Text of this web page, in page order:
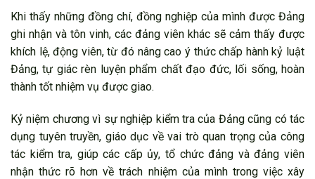
Khi thấy những đồng chí, đồng nghiệp của mình được Đảng
ghi nhận và tôn vinh, các đảng viên khác sẽ cảm thấy được
khích lệ, động viên, từ đó nâng cao ý thức chấp hành kỷ luật
Đảng, tự giác rèn luyện phẩm chất đạo đức, lối sống, hoàn
thành tốt nhiệm vụ được giao.
Kỷ niệm chương vì sự nghiệp kiểm tra của Đảng cũng có tác
dụng tuyên truyền, giáo dục về vai trò quan trọng của công
tác kiểm tra, giúp các cấp ủy, tổ chức đảng và đảng viên
nhận thức rõ hơn về trách nhiệm của mình trong việc xây